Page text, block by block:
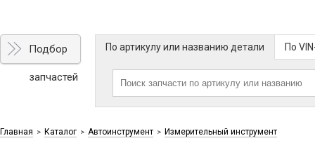
Подбор
запчастей
По артикулу или названию детали По
Главная > Каталог > Автоинструмент > Измерительный инструмент